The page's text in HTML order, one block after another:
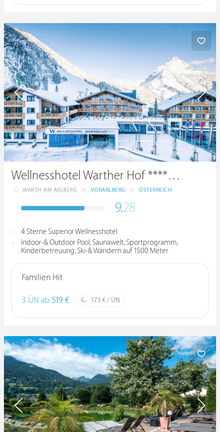
Wellnesshotel Warther Hof ****superior
WARTH AM ARLBERG > VORARLBERG > ÖSTERREICH
9.28
4 Sterne Superior Wellnesshotel
Indoor-& Outdoor Pool, Saunawelt, Sportprogramm,
Kinderbetreuung, Ski-& Wandern auf 1500 Meter
Familien Hit
3 ÜN ab 519 € 173 € / ÜN